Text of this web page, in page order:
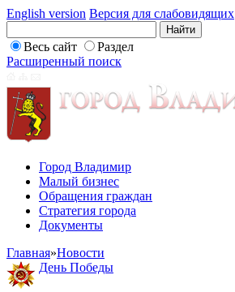
English version Версия для слабовидящих
Весь сайт
Раздел
Расширенный поиск
Город Владимир
Малый бизнес
Обращения граждан
Стратегия города
Документы
Главная»Новости
День Победы